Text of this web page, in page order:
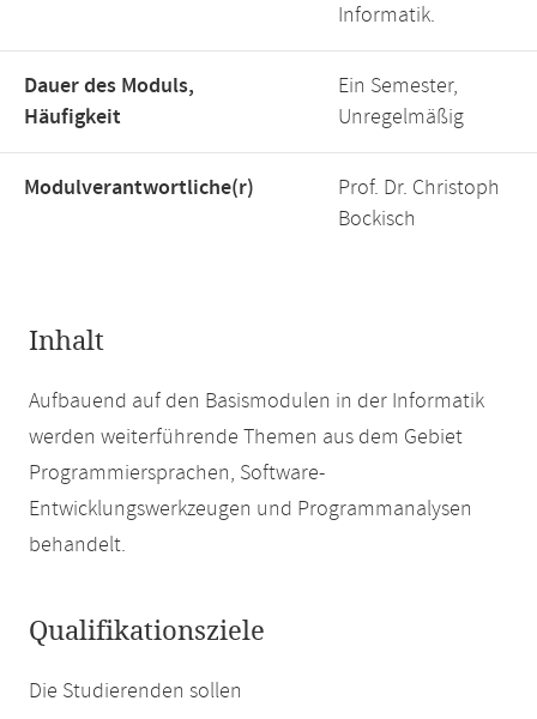
Informatik.
Dauer des Moduls,
Häufigkeit
Ein Semester,
Unregelmäßig
Modulverantwortliche(r)
Prof. Dr. Christoph
Bockisch
Inhalt
Aufbauend auf den Basismodulen in der Informatik
werden weiterführende Themen aus dem Gebiet
Programmiersprachen, Software-
Entwicklungswerkzeugen und Programmanalysen
behandelt.
Qualifikationsziele
Die Studierenden sollen